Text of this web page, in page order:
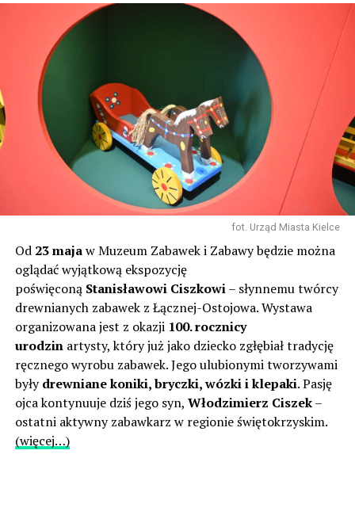
fot. Urząd Miasta Kielce
Od 23 majaw Muzeum Zabawek i Zabawy będzie można
oglądać wyjątkową ekspozycję
poświęconą Stanisławowi Ciszkowi– słynnemu twórcy
drewnianych zabawek z Łącznej-Ostojowa. Wystawa
organizowana jest z okazji 100. rocznicy
urodzinartysty, który już jako dziecko zgłębiał tradycję
ręcznego wyrobu zabawek. Jego ulubionymi tworzywami
byłydrewniane koniki, bryczki, wózki i klepaki. Pasję
ojca kontynuuje dziś jego syn, Włodzimierz Ciszek–
ostatni aktywny zabawkarz w regionie świętokrzyskim.
(więcej…)